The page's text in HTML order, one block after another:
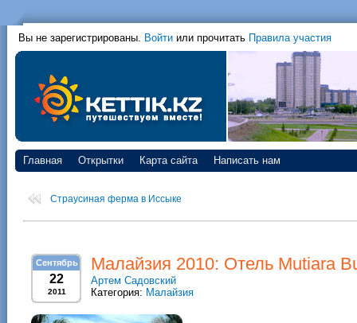
Вы не зарегистрированы. Войти или прочитать Правила участия
Главная Открытки Карта сайта Написать нам
Страусиная ферма в Иссыке
Сентябрь
22
2011
Малайзия 2010: Отель Mutiara
Артем Садовский
Категория: Малайзия